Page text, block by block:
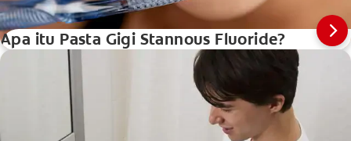
Apa itu Pasta Gigi Stannous Fluoride?